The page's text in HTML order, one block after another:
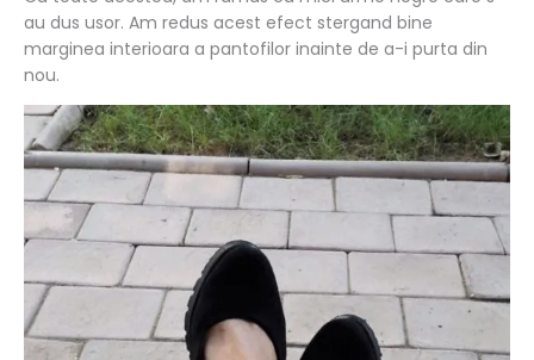
au dus usor. Am redus acest efect stergand bine
marginea interioara a pantofilor inainte de a-i purta din
nou.